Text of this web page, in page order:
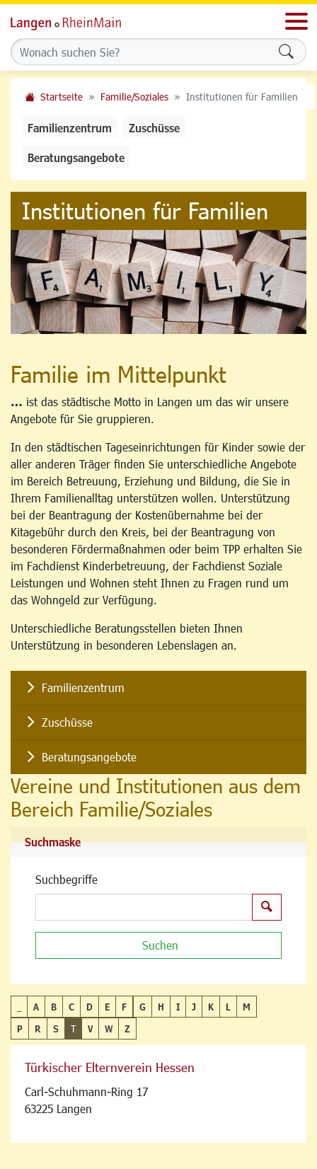
Startseite Familie/Soziales Institutionen für Familien
Familienzentrum Zuschüsse
Beratungsangebote
Institutionen für Familien
Familie im Mittelpunkt
… ist das städtische Motto in Langen um das wir unsere
Angebote für Sie gruppieren.
In den städtischen Tageseinrichtungen für Kinder sowie der
aller anderen Träger finden Sie unterschiedliche Angebote
im Bereich Betreuung, Erziehung und Bildung, die Sie in
Ihrem Familienalltag unterstützen wollen. Unterstützung
bei der Beantragung der Kostenübernahme bei der
Kitagebühr durch den Kreis, bei der Beantragung von
besonderen Fördermaßnahmen oder beim TPP erhalten Sie
im Fachdienst Kinderbetreuung, der Fachdienst Soziale
Leistungen und Wohnen steht Ihnen zu Fragen rund um
das Wohngeld zur Verfügung.
Unterschiedliche Beratungsstellen bieten Ihnen
Unterstützung in besonderen Lebenslagen an.
Familienzentrum
Zuschüsse
Beratungsangebote
Vereine und Institutionen aus dem
Bereich Familie/Soziales
Suchmaske
Suchbegriffe
Suchen
A B C D E F G H I J K L
M
P
R S T V W Z
Türkischer Elternverein Hessen
Carl-Schuhmann-Ring 17
63225 Langen